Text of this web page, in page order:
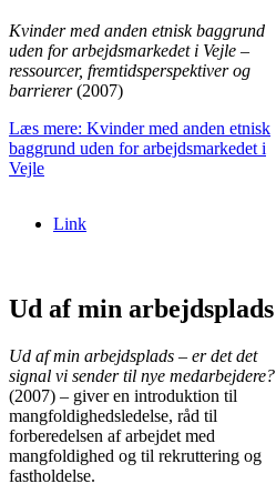
Kvinder med anden etnisk baggrund
uden for arbejdsmarkedet i Vejle –
ressourcer, fremtidsperspektiver og
barrierer(2007)
Læs mere: Kvinder med anden etnisk
baggrund uden for arbejdsmarkedet i
Vejle
Link
Ud af min arbejdsplads
Ud af min arbejdsplads – er det det
signal vi sender til nye medarbejdere?
(2007) – giver en introduktion til
mangfoldighedsledelse, råd til
forberedelsen af arbejdet med
mangfoldighed og til rekruttering og
fastholdelse.